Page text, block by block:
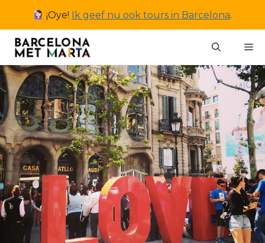
inhoud
¡Oye! Ik geef nu ook tours in Barcelona.